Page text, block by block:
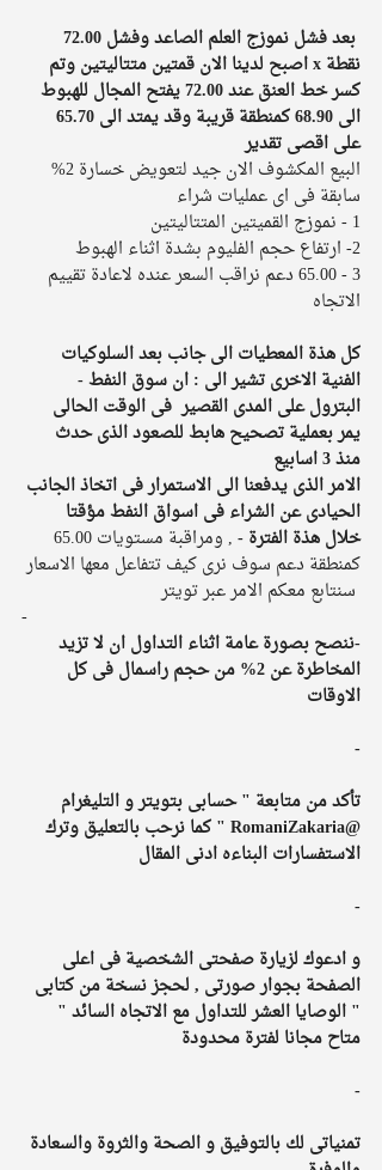
نقطة x اصبح لدينا الان قمتين متتاليتين وتم
كسر خط العنق عند 72.00 يفتح المجال للهبوط
على اقصى تقدير
البيع المكشوف الان جيد لتعويض خسارة 2%
سابقة فى اى عمليات شراء
1 - نموزج القميتين المتتاليتين
2- ارتفاع حجم الفليوم بشدة اثناء الهبوط
3 - 65.00 دعم نراقب السعر عنده لاعادة تقييم
الاتجاه
كل هذة المعطيات الى جانب بعد السلوكيات
الفنية الاخرى تشير الى : ان سوق النفط -
البترول على المدى القصير  فى الوقت الحالى
يمر بعملية تصحيح هابط للصعود الذى حدث
منذ 3 اسابيع
الامر الذى يدفعنا الى الاستمرار فى اتخاذ الجانب
الحيادى عن الشراء فى اسواق النفط مؤقتا
خلال هذة الفترة -
كمنطقة دعم سوف نرى كيف تتفاعل معها الاسعار
سنتابع معكم الامر عبر تويتر
-
-ننصح بصورة عامة اثناء التداول ان لا تزيد
المخاطرة عن 2% من حجم راسمال فى كل
الاوقات
-
تأكد من متابعة " حسابى بتويتر و التليغرام
@RomaniZakaria " كما نرحب بالتعليق وترك
الاستفسارات البناءه ادنى المقال
-
و ادعوك لزيارة صفحتى الشخصية فى اعلى
الصفحة بجوار صورتى , لحجز نسخة من كتابى
" الوصايا العشر للتداول مع الاتجاه السائد "
متاح مجانا لفترة محدودة
-
تمنياتى لك بالتوفيق و الصحة والثروة والسعادة